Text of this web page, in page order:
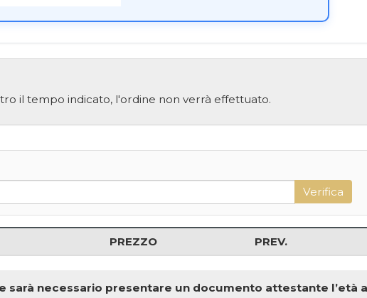
il tempo indicato, l'ordine non verrà effettuato.
PREZZO PREV.
necessario presentare un documento attestante l’età